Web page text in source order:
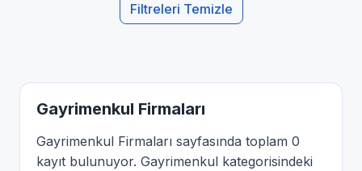
Filtreleri Temizle
Gayrimenkul Firmaları
Gayrimenkul Firmaları sayfasında toplam 0
kayıt bulunuyor. Gayrimenkul kategorisindeki